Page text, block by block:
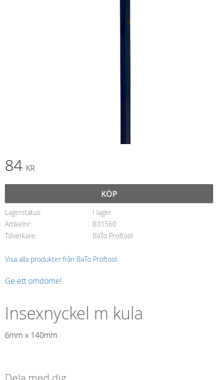
84 KR
KÖP
Lagerstatus
I lager
Artikelnr
B31560
Tillverkare
BaTo Proftool
Visa alla produkter från BaTo Proftool
Ge ett omdöme!
Insexnyckel m kula
6mm x 140mm